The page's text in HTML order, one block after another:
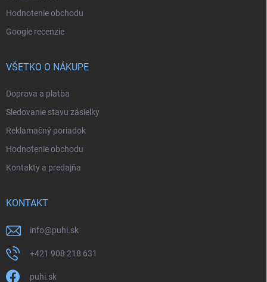
Hodnotenie obchodu
Google recenzie
VŠETKO O NÁKUPE
Doprava a platba
Sledovanie stavu zásielky
Reklamačný poriadok
Hodnotenie obchodu
Kontakty a predajňa
KONTAKT
info@puhi.sk
+421 908 218 631
puhi.sk